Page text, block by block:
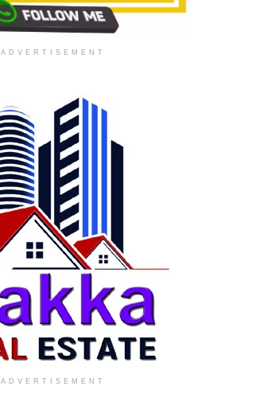
ADVERTISEMENT
ADVERTISEMENT